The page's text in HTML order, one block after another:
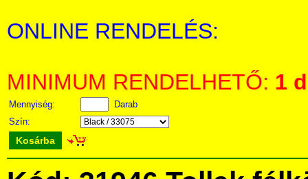
ONLINE RENDELÉS:
MINIMUM RENDELHETŐ: 1
Mennyiség:
Darab
Szín:
Kosárba